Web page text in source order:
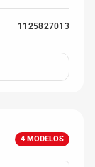
1125827013
4 MODELOS